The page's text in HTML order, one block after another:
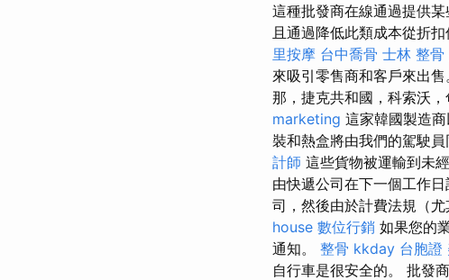
這種批發商在線通過提供
且通過降低此類成本從折
里按摩 台中喬骨 士林 整骨
來吸引零售商和客戶來出售
那，捷克共和國，科索沃
marketing 這家韓國製造
裝和熱盒將由我們的駕駛
計師 這些貨物被運輸到未
由快遞公司在下一個工作日
司，然後由於計費法規（
house 數位行銷 如果您的
通知。 整骨 kkday 台胞證
自行車是很安全的。 批發